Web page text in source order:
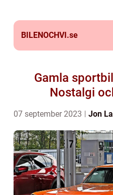
BILENOCHVI.se
Gamla
Nostalgi
07 september 2023 Jon